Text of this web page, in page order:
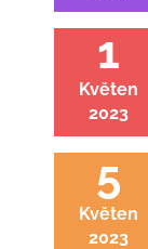
1
Květen
2023
5
Květen
2023